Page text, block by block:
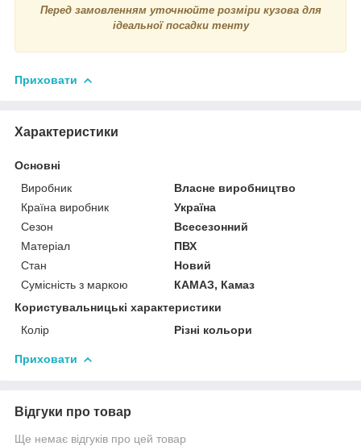
Перед замовленням уточнюйте розміри кузова для
ідеальної посадки тенту
Приховати
Характеристики
Основні
Виробник
Власне виробництво
Країна виробник
Україна
Сезон
Всесезонний
Матеріал
ПВХ
Стан
Новий
Сумісність з маркою
КАМАЗ, Камаз
Користувальницькі характеристики
Колір
Різні кольори
Приховати
Відгуки про товар
Ще немає відгуків про цей товар